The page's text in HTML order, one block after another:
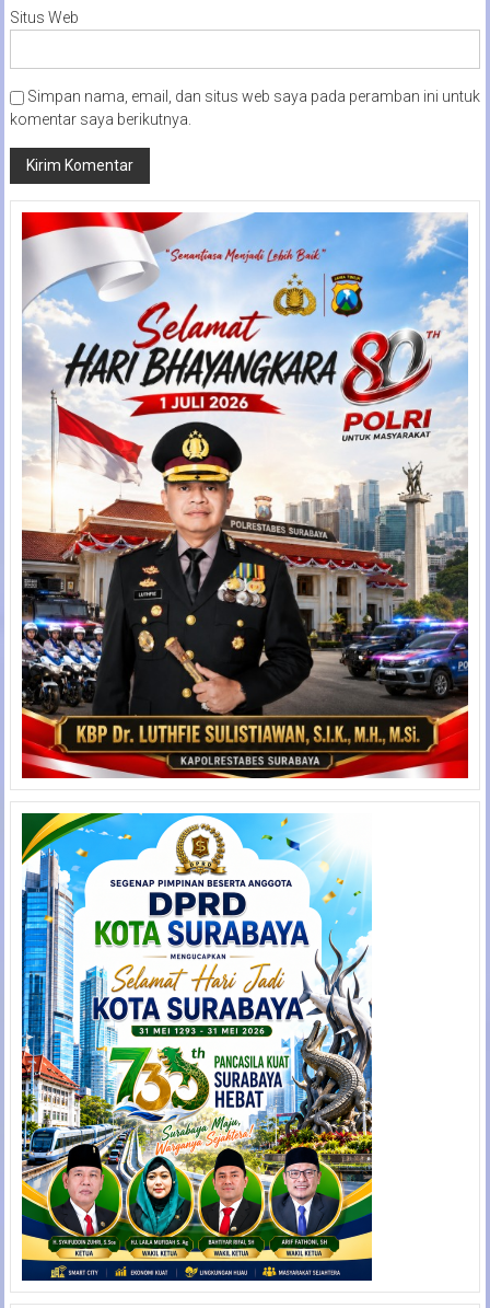
Situs Web
Simpan nama, email, dan situs web saya pada peramban ini untuk
komentar saya berikutnya.